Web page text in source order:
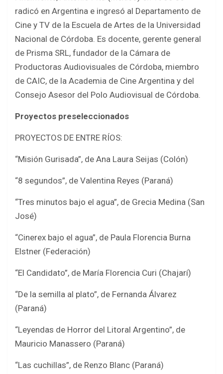
radicó en Argentina e ingresó al Departamento de
Cine y TV de la Escuela de Artes de la Universidad
Nacional de Córdoba. Es docente, gerente general
de Prisma SRL, fundador de la Cámara de
Productoras Audiovisuales de Córdoba, miembro
de CAIC, de la Academia de Cine Argentina y del
Consejo Asesor del Polo Audiovisual de Córdoba.
Proyectos preseleccionados
PROYECTOS DE ENTRE RÍOS:
“Misión Gurisada”, de Ana Laura Seijas (Colón)
“8 segundos”, de Valentina Reyes (Paraná)
“Tres minutos bajo el agua”, de Grecia Medina (San
José)
“Cinerex bajo el agua”, de Paula Florencia Burna
Elstner (Federación)
“El Candidato”, de María Florencia Curi (Chajarí)
“De la semilla al plato”, de Fernanda Álvarez
(Paraná)
“Leyendas de Horror del Litoral Argentino”, de
Mauricio Manassero (Paraná)
“Las cuchillas”, de Renzo Blanc (Paraná)